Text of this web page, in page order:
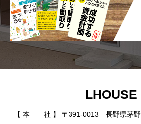
LHOUSE
【 本 社 】 〒391-0013 長野県茅野